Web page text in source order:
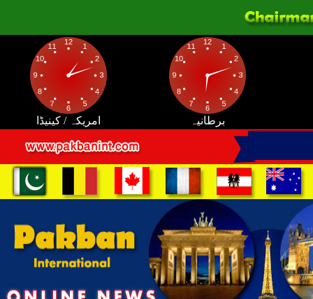
امریکہ / کینیڈا برطانیہ